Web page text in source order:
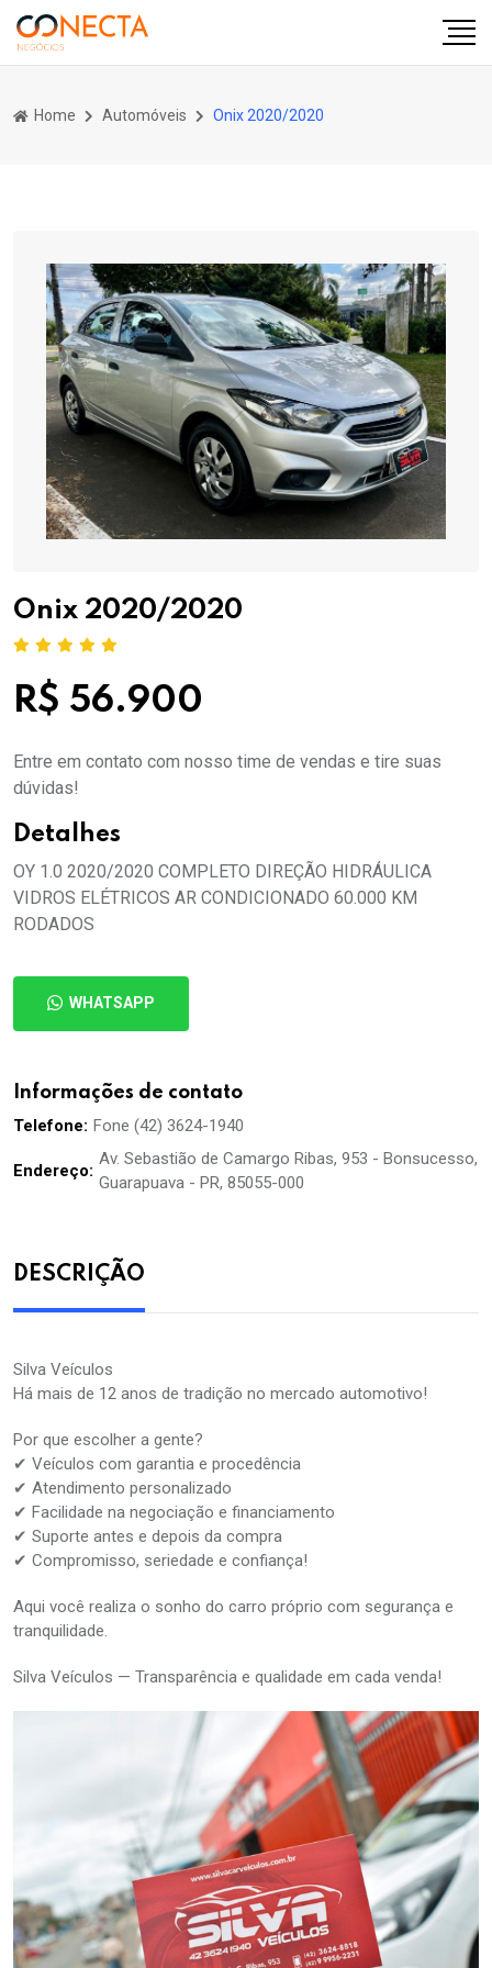
Home Automóveis Onix 2020/2020
Onix 2020/2020
R$ 56.900
Entre em contato com nosso time de vendas e tire suas
dúvidas!
Detalhes
OY 1.0 2020/2020 COMPLETO DIREÇÃO HIDRÁULICA
VIDROS ELÉTRICOS AR CONDICIONADO 60.000 KM
RODADOS
WHATSAPP
Informações de contato
Telefone: Fone (42) 3624-1940
Endereço:
Av. Sebastião de Camargo Ribas, 953 - Bonsucesso,
Guarapuava - PR, 85055-000
DESCRIÇÃO
Silva Veículos
Há mais de 12 anos de tradição no mercado automotivo!
Por que escolher a gente?
✔ Veículos com garantia e procedência
✔ Atendimento personalizado
✔ Facilidade na negociação e financiamento
✔ Suporte antes e depois da compra
✔ Compromisso, seriedade e confiança!
Aqui você realiza o sonho do carro próprio com segurança e
tranquilidade.
Silva Veículos — Transparência e qualidade em cada venda!